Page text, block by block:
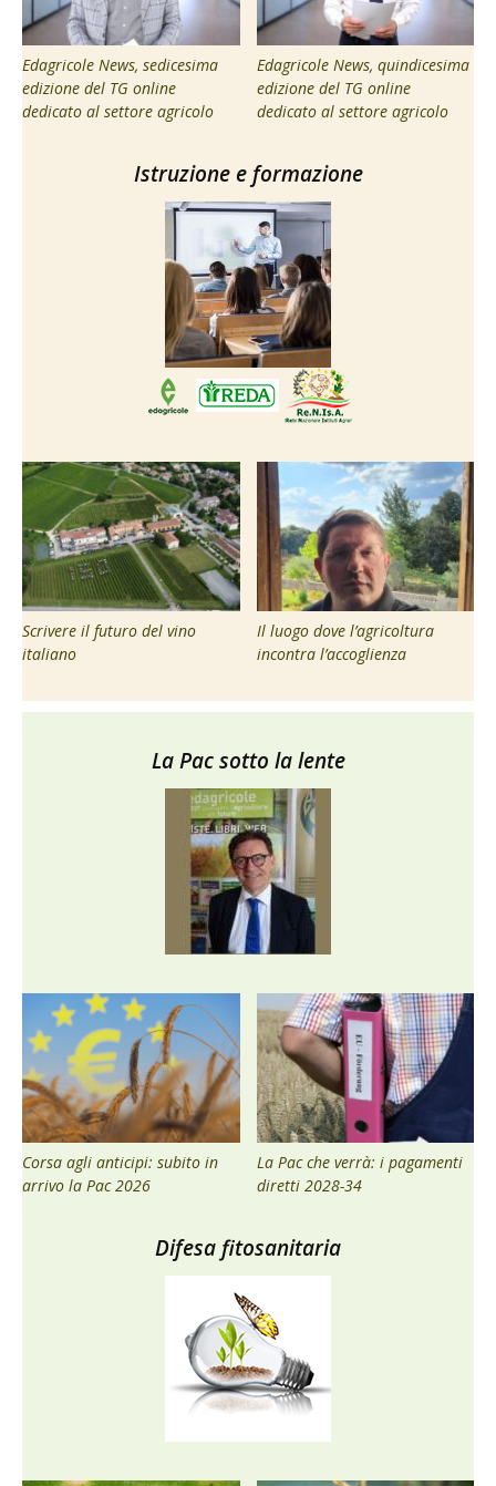
Edagricole News, sedicesima
edizione del TG online
dedicato al settore agricolo
Edagricole News, quindicesima
edizione del TG online
dedicato al settore agricolo
Istruzione e formazione
Scrivere il futuro del vino
italiano
Il luogo dove l’agricoltura
incontra l’accoglienza
La Pac sotto la lente
Corsa agli anticipi: subito in
arrivo la Pac 2026
La Pac che verrà: i pagamenti
diretti 2028-34
Difesa fitosanitaria